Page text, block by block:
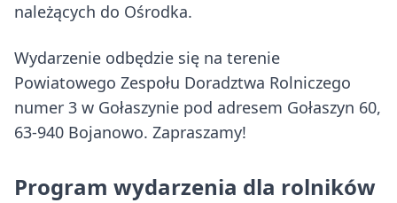
należących do Ośrodka.
Wydarzenie odbędzie się na terenie
Powiatowego Zespołu Doradztwa Rolniczego
numer 3 w Gołaszynie pod adresem Gołaszyn 60,
63-940 Bojanowo. Zapraszamy!
Program wydarzenia dla rolników